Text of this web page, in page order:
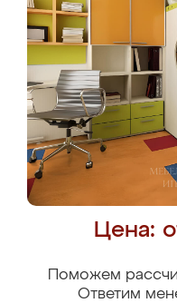
Цена:
Поможем
Ответим